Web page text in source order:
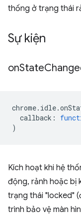
thống ở trạng thái
Sự kiện
onState
chrome. idle.
callback :
)
Kích hoạt khi hệ
động, rảnh hoặc bị
trạng thái "locked"
trình bảo vệ màn